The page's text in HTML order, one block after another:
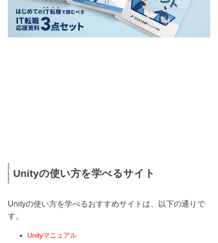
Unityの使い方を学べるサイト
Unityの使い方を学べるおすすめサイトは、以下の通りで
す。
Unityマニュアル